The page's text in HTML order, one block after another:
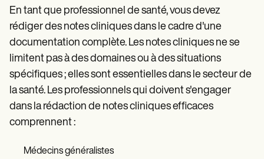
En tant que professionnel de santé, vous devez
rédiger des notes cliniques dans le cadre d'une
documentation complète. Les notes cliniques ne se
limitent pas à des domaines ou à des situations
spécifiques ; elles sont essentielles dans le secteur de
la santé. Les professionnels qui doivent s'engager
dans la rédaction de notes cliniques efficaces
comprennent :
Médecins généralistes